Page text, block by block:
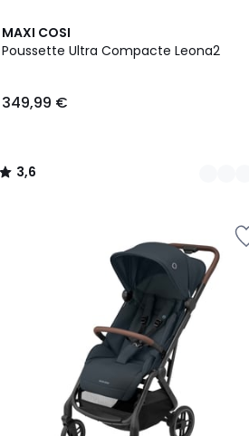
MAXI COSI
Poussette Ultra Compacte Leona2
349,99 €
3,6
/ 5
4
Couleurs
3,6
/